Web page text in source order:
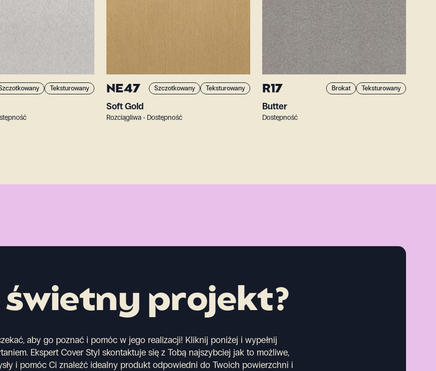
Teksturowany NE47 Szczotkowany Teksturowany
Soft Gold
Rozciągliwa • Dostępność
R17 Brokat Teksturowany
Butter
Dostępność
świetny projekt?
aby go poznać i pomóc w jego realizacji! Kliknij poniżej i wypełnij
Ekspert Cover Styl skontaktuje się z Tobą najszybciej jak to możliwe,
i pomóc Ci znaleźć idealny produkt odpowiedni do Twoich powierzchni i